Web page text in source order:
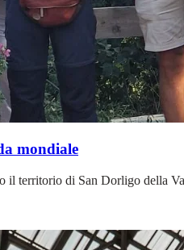
mondiale
il territorio di San Dorligo della